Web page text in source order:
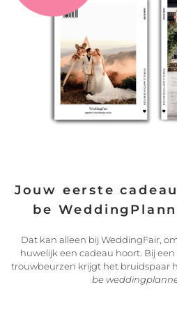
Ik draag jouw hart met mij / ik
Ik ben van mijn geliefde / Mijn
Ik heb mijn wederhelft gevonden /
Ik hou van je / ik weet het
Tot in het oneindige / en verder
Yin/Yang (of symbolen)
Jouw eerste
be
Dat kan alleen bij WeddingFair,
huwelijk een cadeau hoort. Bij
trouwbeurzen krijgt het bruidspaar
be